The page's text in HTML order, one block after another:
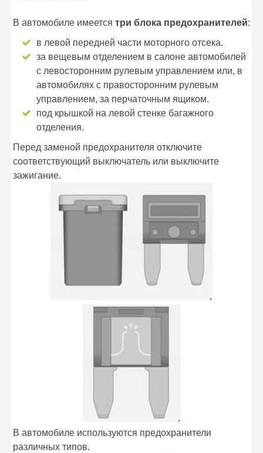
В автомобиле имеется три блока предохранителей:
в левой передней части моторного отсека.
за вещевым отделением в салоне автомобилей
с левосторонним рулевым управлением или, в
автомобилях с правосторонним рулевым
управлением, за перчаточным ящиком.
под крышкой на левой стенке багажного
отделения.
Перед заменой предохранителя отключите
соответствующий выключатель или выключите
зажигание.
В автомобиле используются предохранители
различных типов.